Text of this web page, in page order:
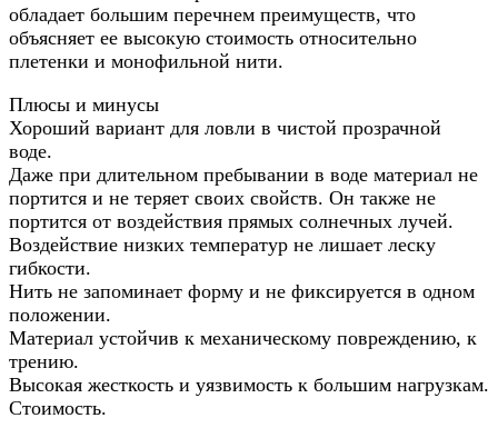
обладает большим перечнем преимуществ, что
объясняет ее высокую стоимость относительно
плетенки и монофильной нити.
Плюсы и минусы
Хороший вариант для ловли в чистой прозрачной
воде.
Даже при длительном пребывании в воде материал не
портится и не теряет своих свойств. Он также не
портится от воздействия прямых солнечных лучей.
Воздействие низких температур не лишает леску
гибкости.
Нить не запоминает форму и не фиксируется в одном
положении.
Материал устойчив к механическому повреждению, к
трению.
Высокая жесткость и уязвимость к большим нагрузкам.
Стоимость.